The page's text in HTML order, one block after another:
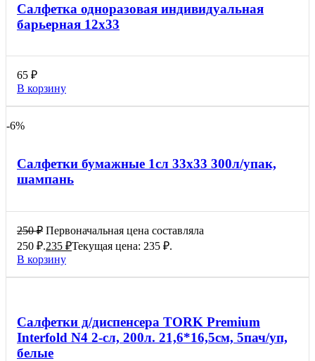
Салфетка одноразовая индивидуальная
барьерная 12х33
65 ₽
В корзину
-6%
Салфетки бумажные 1сл 33х33 300л/упак,
шампань
250₽ Первоначальная цена составляла
250 ₽.235 ₽Текущая цена: 235 ₽.
В корзину
Салфетки д/диспенсера TORK Premium
Interfold N4 2-сл, 200л. 21,6*16,5см, 5пач/уп,
белые